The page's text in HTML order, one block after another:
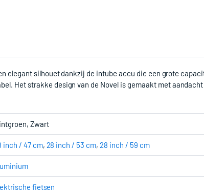
elegant silhouet dankzij de intube accu die een grote
Het strakke design van de Novel is gemaakt met
Zwart
inch / 47 cm, 28 inch / 53 cm,28 inch / 59 cm
fietsen